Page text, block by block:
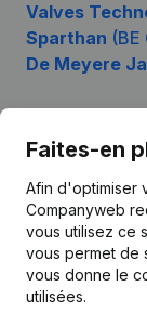
Valves
Sparthan
De Meyere
Faites-en
Afin d'optimiser
Companyweb
vous utilisez ce
vous permet de
vous donne le
utilisées.
Français
Kantorenpark